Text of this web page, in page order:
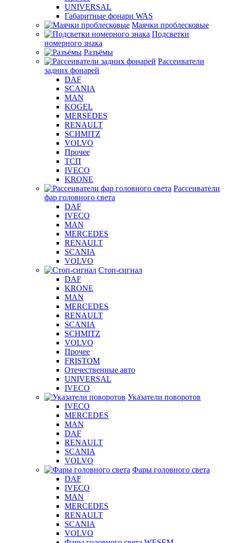
UNIVERSAL
Габаритные фонари WAS
Маячки проблесковые
Подсветки
номерного знака
Разъёмы
Рассеиватели
задних фонарей
DAF
SCANIA
MAN
KOGEL
MERSEDES
RENAULT
SCHMITZ
VOLVO
Прочее
ТСП
IVECO
KRONE
Рассеиватели
фар головного света
DAF
IVECO
MAN
MERCEDES
RENAULT
SCANIA
VOLVO
Стоп-сигнал
DAF
KRONE
MAN
MERCEDES
RENAULT
SCANIA
SCHMITZ
VOLVO
Прочее
FRISTOM
Отечественные авто
UNIVERSAL
IVECO
Указатели поворотов
IVECO
MERCEDES
MAN
DAF
RENAULT
SCANIA
VOLVO
Фары головного света
DAF
IVECO
MAN
MERCEDES
RENAULT
SCANIA
VOLVO